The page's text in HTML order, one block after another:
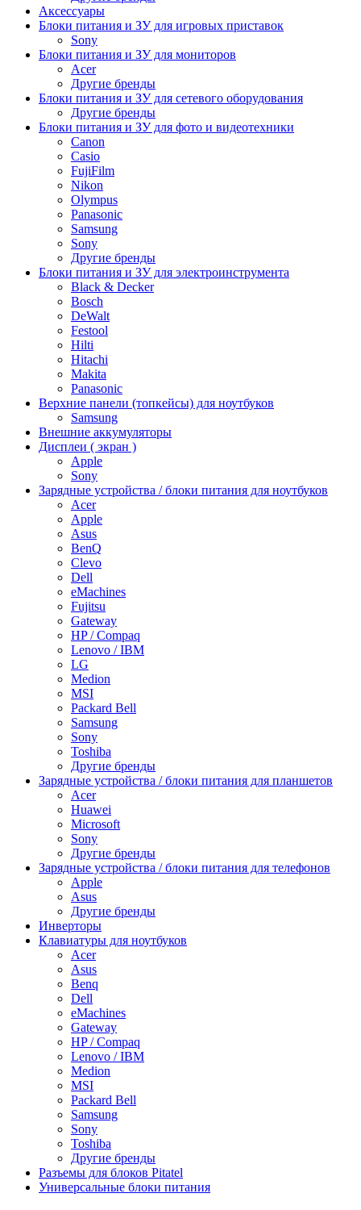
Аксессуары
Блоки питания и ЗУ для игровых приставок
Sony
Блоки питания и ЗУ для мониторов
Acer
Другие бренды
Блоки питания и ЗУ для сетевого оборудования
Другие бренды
Блоки питания и ЗУ для фото и видеотехники
Canon
Casio
FujiFilm
Nikon
Olympus
Panasonic
Samsung
Sony
Другие бренды
Блоки питания и ЗУ для электроинструмента
Black & Decker
Bosch
DeWalt
Festool
Hilti
Hitachi
Makita
Panasonic
Верхние панели (топкейсы) для ноутбуков
Samsung
Внешние аккумуляторы
Дисплеи ( экран )
Apple
Sony
Зарядные устройства / блоки питания для ноутбуков
Acer
Apple
Asus
BenQ
Clevo
Dell
eMachines
Fujitsu
Gateway
HP / Compaq
Lenovo / IBM
LG
Medion
MSI
Packard Bell
Samsung
Sony
Toshiba
Другие бренды
Зарядные устройства / блоки питания для планшетов
Acer
Huawei
Microsoft
Sony
Другие бренды
Зарядные устройства / блоки питания для телефонов
Apple
Asus
Другие бренды
Инверторы
Клавиатуры для ноутбуков
Acer
Asus
Benq
Dell
eMachines
Gateway
HP / Compaq
Lenovo / IBM
Medion
MSI
Packard Bell
Samsung
Sony
Toshiba
Другие бренды
Разъемы для блоков Pitatel
Универсальные блоки питания